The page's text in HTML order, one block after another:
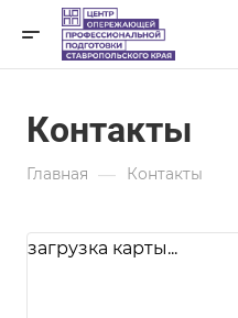
Контакты
Главная — Контакты
загрузка карты...